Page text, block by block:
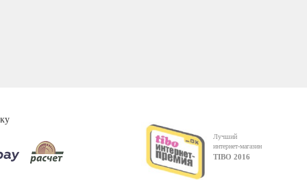
Лучший
интернет-магазин
TIBO 2016